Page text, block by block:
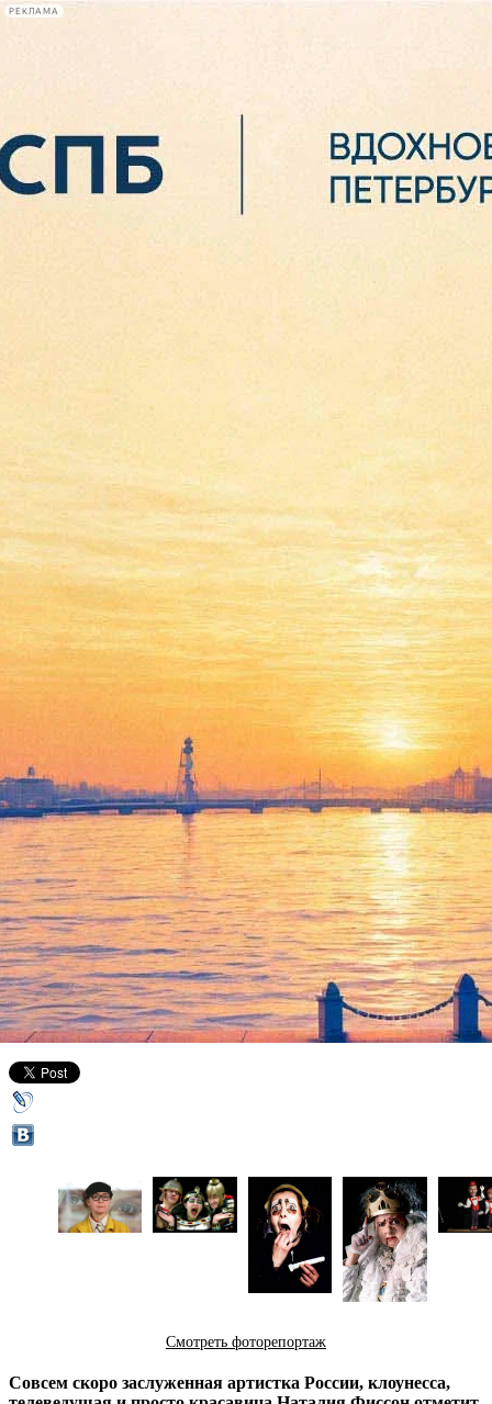
РЕКЛАМА
Сегодня:
2026.08.06
19:05
Наталия Фиссон: «Очень
волнует, что у нас в городе
нет памятника Хармсу»
24 апреля 2014,10:41 Версия для печати
Смотреть фоторепортаж
Совсем скоро заслуженная артистка России, клоунесса,